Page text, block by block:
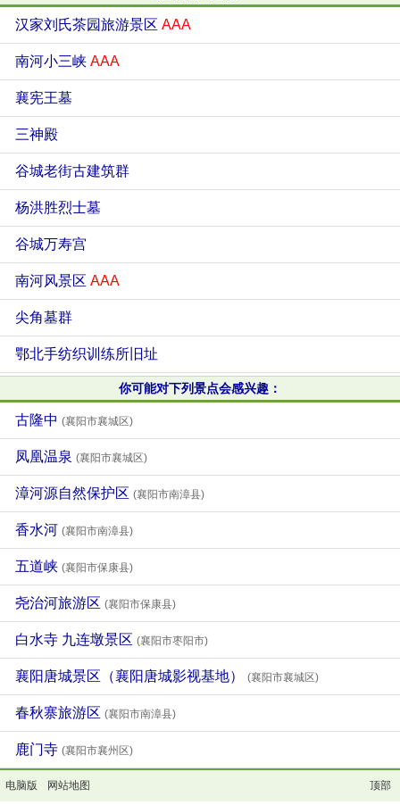
汉家刘氏茶园旅游景区 AAA
南河小三峡 AAA
襄宪王墓
三神殿
谷城老街古建筑群
杨洪胜烈士墓
谷城万寿宫
南河风景区 AAA
尖角墓群
鄂北手纺织训练所旧址
你可能对下列景点会感兴趣：
古隆中 (襄阳市襄城区)
凤凰温泉 (襄阳市襄城区)
漳河源自然保护区 (襄阳市南漳县)
香水河 (襄阳市南漳县)
五道峡 (襄阳市保康县)
尧治河旅游区 (襄阳市保康县)
白水寺 九连墩景区 (襄阳市枣阳市)
襄阳唐城景区（襄阳唐城影视基地） (襄阳市襄城区)
春秋寨旅游区 (襄阳市南漳县)
鹿门寺 (襄阳市襄州区)
电脑版 网站地图 顶部